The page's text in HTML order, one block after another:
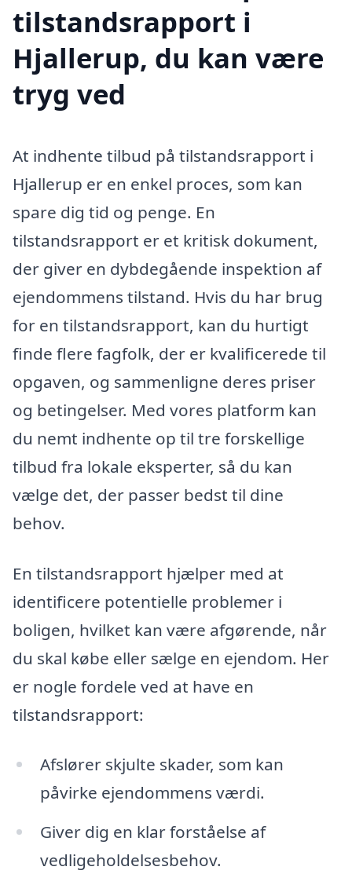
tilstandsrapport i
Hjallerup, du kan være
tryg ved
At indhente tilbud på tilstandsrapport i
Hjallerup er en enkel proces, som kan
spare dig tid og penge. En
tilstandsrapport er et kritisk dokument,
der giver en dybdegående inspektion af
ejendommens tilstand. Hvis du har brug
for en tilstandsrapport, kan du hurtigt
finde flere fagfolk, der er kvalificerede til
opgaven, og sammenligne deres priser
og betingelser. Med vores platform kan
du nemt indhente op til tre forskellige
tilbud fra lokale eksperter, så du kan
vælge det, der passer bedst til dine
behov.
En tilstandsrapport hjælper med at
identificere potentielle problemer i
boligen, hvilket kan være afgørende, når
du skal købe eller sælge en ejendom. Her
er nogle fordele ved at have en
tilstandsrapport:
Afslører skjulte skader, som kan
påvirke ejendommens værdi.
Giver dig en klar forståelse af
vedligeholdelsesbehov.